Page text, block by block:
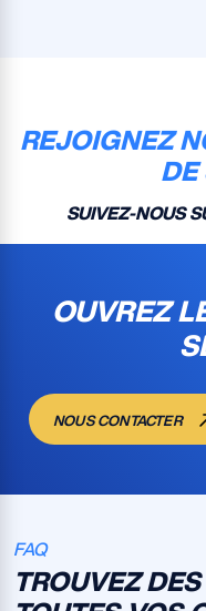
REJOIGNEZ
DE
SUIVEZ-NOUS
OUVREZ
NOUS CONTACTER
FAQ
TROUVEZ